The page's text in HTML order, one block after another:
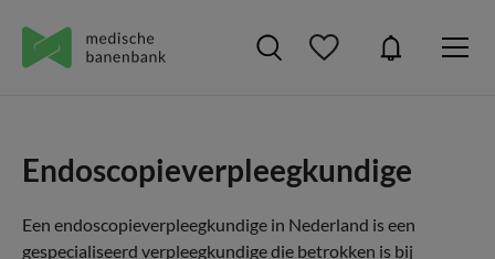
Endoscopieverpleegkundige
Een endoscopieverpleegkundige in Nederland is een
gespecialiseerd verpleegkundige die betrokken is bij